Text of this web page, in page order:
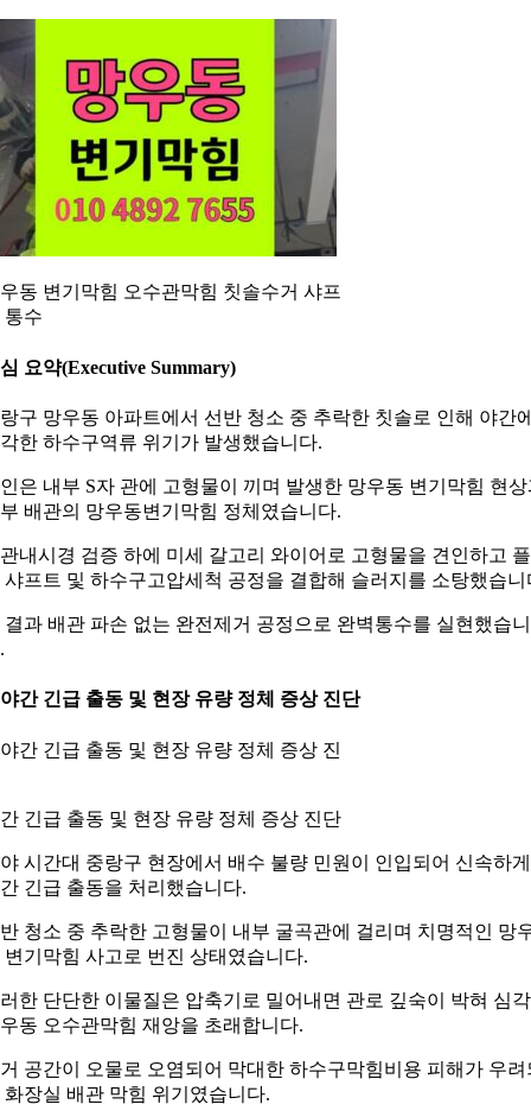
동 변기막힘 오수관막힘 칫솔수거 샤프
통수
요약(Executive Summary)
구 망우동 아파트에서 선반 청소 중 추락한 칫솔로 인해 야간
한 하수구역류 위기가 발생했습니다.
은 내부 S자 관에 고형물이 끼며 발생한 망우동 변기막힘 현상
배관의 망우동변기막힘 정체였습니다.
내시경 검증 하에 미세 갈고리 와이어로 고형물을 견인하고
샤프트 및 하수구고압세척 공정을 결합해 슬러지를 소탕했습니
결과 배관 파손 없는 완전제거 공정으로 완벽통수를 실현했습니
간 긴급 출동 및 현장 유량 정체 증상 진단
긴급 출동 및 현장 유량 정체 증상 진단
시간대 중랑구 현장에서 배수 불량 민원이 인입되어 신속하게
긴급 출동을 처리했습니다.
청소 중 추락한 고형물이 내부 굴곡관에 걸리며 치명적인 망
변기막힘 사고로 번진 상태였습니다.
한 단단한 이물질은 압축기로 밀어내면 관로 깊숙이 박혀 심
동 오수관막힘 재앙을 초래합니다.
공간이 오물로 오염되어 막대한 하수구막힘비용 피해가 우려
화장실 배관 막힘 위기였습니다.